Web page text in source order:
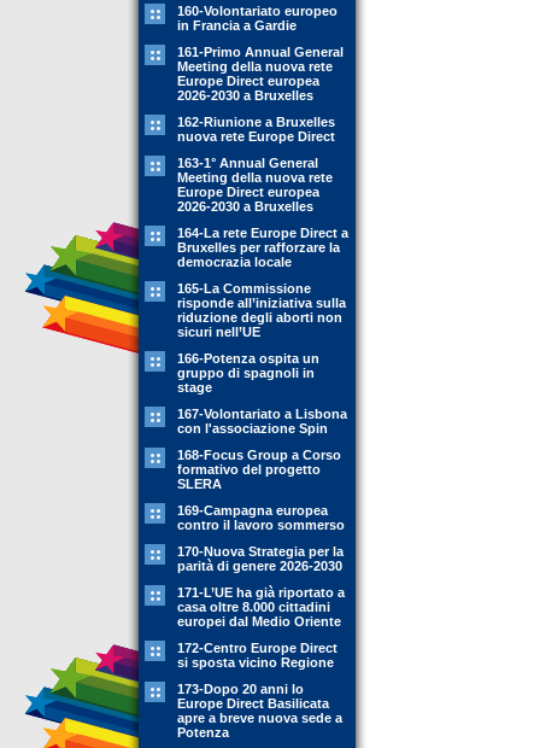
160-Volontariato europeo
in Francia a Gardie
161-Primo Annual General
Meeting della nuova rete
Europe Direct europea
2026-2030 a Bruxelles
162-Riunione a Bruxelles
nuova rete Europe Direct
163-1° Annual General
Meeting della nuova rete
Europe Direct europea
2026-2030 a Bruxelles
164-La rete Europe Direct a
Bruxelles per rafforzare la
democrazia locale
165-La Commissione
risponde all’iniziativa sulla
riduzione degli aborti non
sicuri nell’UE
166-Potenza ospita un
gruppo di spagnoli in
stage
167-Volontariato a Lisbona
con l'associazione Spin
168-Focus Group a Corso
formativo del progetto
SLERA
169-Campagna europea
contro il lavoro sommerso
170-Nuova Strategia per la
parità di genere 2026-2030
171-L’UE ha già riportato a
casa oltre 8.000 cittadini
europei dal Medio Oriente
172-Centro Europe Direct
si sposta vicino Regione
173-Dopo 20 anni lo
Europe Direct Basilicata
apre a breve nuova sede a
Potenza